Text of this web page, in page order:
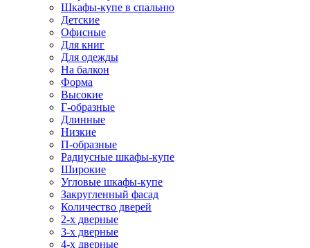
Шкафы-купе в спальню
Детские
Офисные
Для книг
Для одежды
На балкон
Форма
Высокие
Г-образные
Длинные
Низкие
П-образные
Радиусные шкафы-купе
Широкие
Угловые шкафы-купе
Закругленный фасад
Количество дверей
2-х дверные
3-х дверные
4-х дверные